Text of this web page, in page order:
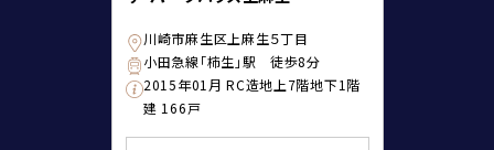
川崎市麻生区上麻生５丁目
小田急線「柿生」駅 徒歩8分
2015年01月 RC造地上7階地下1階
建 166戸